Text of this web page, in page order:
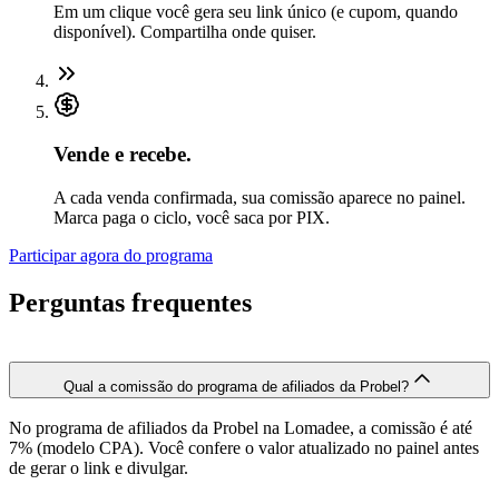
Em um clique você gera seu link único (e cupom, quando
disponível). Compartilha onde quiser.
Vende e recebe.
A cada venda confirmada, sua comissão aparece no painel.
Marca paga o ciclo, você saca por PIX.
Participar agora do programa
Perguntas frequentes
Qual a comissão do programa de afiliados da Probel?
No programa de afiliados da Probel na Lomadee, a comissão é até
7% (modelo CPA). Você confere o valor atualizado no painel antes
de gerar o link e divulgar.